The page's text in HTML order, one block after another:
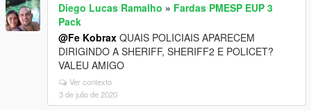
Diego Lucas Ramalho » Fardas PMESP EUP 3
Pack
@Fe Kobrax QUAIS POLICIAIS APARECEM
DIRIGINDO A SHERIFF, SHERIFF2 E POLICET?
VALEU AMIGO
Ver contexto
3 de julio de 2020